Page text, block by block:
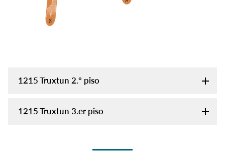
1215 Truxtun 2.º piso
1215 Truxtun 3.er piso